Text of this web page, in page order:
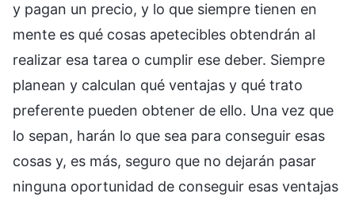
y pagan un precio, y lo que siempre tienen en
mente es qué cosas apetecibles obtendrán al
realizar esa tarea o cumplir ese deber. Siempre
planean y calculan qué ventajas y qué trato
preferente pueden obtener de ello. Una vez que
lo sepan, harán lo que sea para conseguir esas
cosas y, es más, seguro que no dejarán pasar
ninguna oportunidad de conseguir esas ventajas